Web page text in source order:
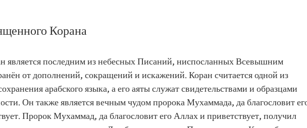
Корана
является последним из небесных Писаний, ниспосланных Всевышним
от дополнений, сокращений и искажений. Коран считается одной из
арабского языка, а его аяты служат свидетельствами и образцами
Он также является вечным чудом пророка Мухаммада, да благословит
Пророк Мухаммад, да благословит его Аллах и приветствует, получил